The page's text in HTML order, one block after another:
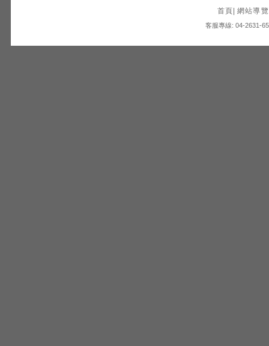
首頁 網站導覽
客服專線: 04-2631-